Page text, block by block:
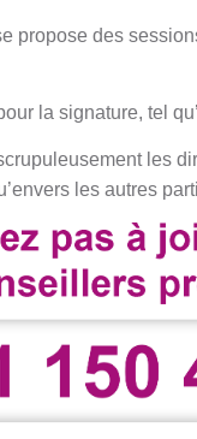
propose des
la signature, tel
les
les autres